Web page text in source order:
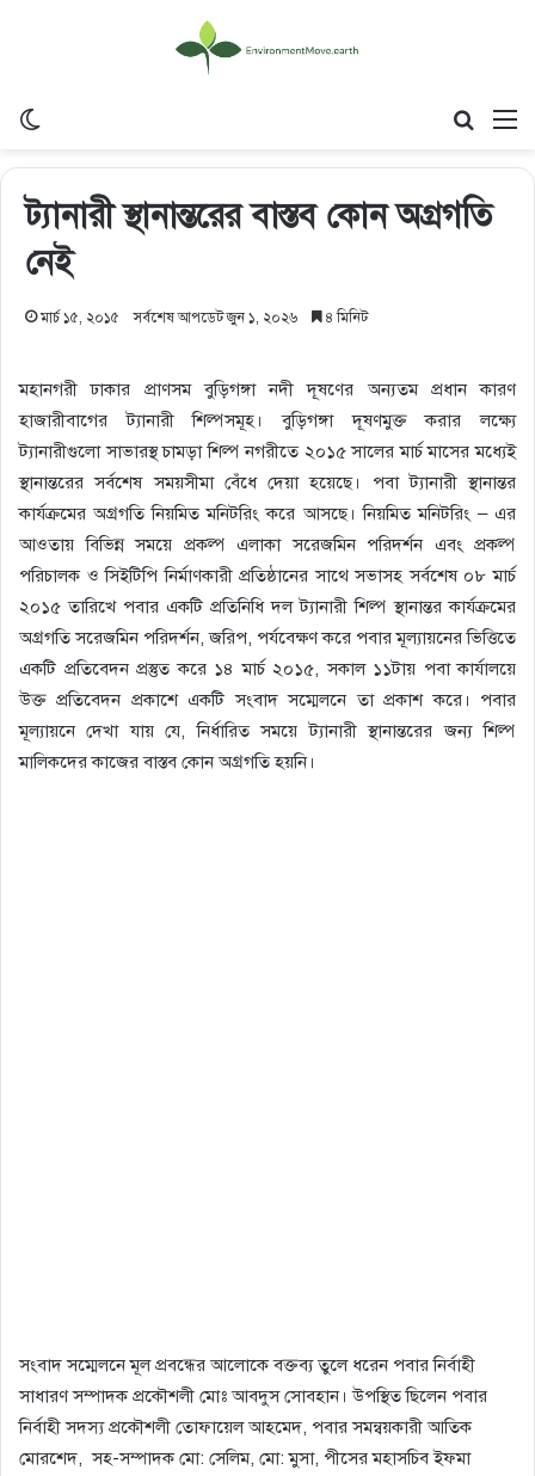
ট্যানারী স্থানান্তরের বাস্তব কোন অগ্রগতি
নেই
মার্চ ১৫, ২০১৫ সর্বশেষ আপডেট জুন ১, ২০২৬ ৪ মিনিট
মহানগরী ঢাকার প্রাণসম বুড়িগঙ্গা নদী দূষণের অন্যতম প্রধান কারণ
হাজারীবাগের ট্যানারী শিল্পসমূহ। বুড়িগঙ্গা দূষণমুক্ত করার লক্ষ্যে
ট্যানারীগুলো সাভারস্থ চামড়া শিল্প নগরীতে ২০১৫ সালের মার্চ মাসের মধ্যেই
স্থানান্তরের সর্বশেষ সময়সীমা বেঁধে দেয়া হয়েছে। পবা ট্যানারী স্থানান্তর
কার্যক্রমের অগ্রগতি নিয়মিত মনিটরিং করে আসছে। নিয়মিত মনিটরিং – এর
আওতায় বিভিন্ন সময়ে প্রকল্প এলাকা সরেজমিন পরিদর্শন এবং প্রকল্প
পরিচালক ও সিইটিপি নির্মাণকারী প্রতিষ্ঠানের সাথে সভাসহ সর্বশেষ ০৮ মার্চ
২০১৫ তারিখে পবার একটি প্রতিনিধি দল ট্যানারী শিল্প স্থানান্তর কার্যক্রমের
অগ্রগতি সরেজমিন পরিদর্শন, জরিপ, পর্যবেক্ষণ করে পবার মূল্যায়নের ভিত্তিতে
একটি প্রতিবেদন প্রস্তুত করে ১৪ মার্চ ২০১৫, সকাল ১১টায় পবা কার্যালয়ে
উক্ত প্রতিবেদন প্রকাশে একটি সংবাদ সম্মেলনে তা প্রকাশ করে। পবার
মূল্যায়নে দেখা যায় যে, নির্ধারিত সময়ে ট্যানারী স্থানান্তরের জন্য শিল্প
মালিকদের কাজের বাস্তব কোন অগ্রগতি হয়নি।
সংবাদ সম্মেলনে মূল প্রবন্ধের আলোকে বক্তব্য তুলে ধরেন পবার নির্বাহী
সাধারণ সম্পাদক প্রকৌশলী মোঃ আবদুস সোবহান। উপস্থিত ছিলেন পবার
নির্বাহী সদস্য প্রকৌশলী তোফায়েল আহমেদ, পবার সমন্বয়কারী আতিক
মোরশেদ, সহ-সম্পাদক মো: সেলিম, মো: মুসা, পীসের মহাসচিব ইফমা